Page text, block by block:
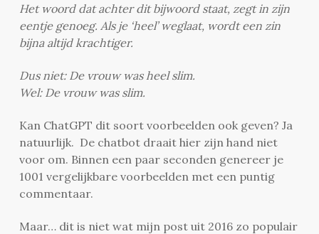
Het woord dat achter dit bijwoord staat, zegt in zijn
eentje genoeg. Als je ‘heel’ weglaat, wordt een zin
bijna altijd krachtiger.
Dus niet: De vrouw was heel slim.
Wel: De vrouw was slim.
Kan ChatGPT dit soort voorbeelden ook geven? Ja
natuurlijk. De chatbot draait hier zijn hand niet
voor om. Binnen een paar seconden genereer je
1001 vergelijkbare voorbeelden met een puntig
commentaar.
Maar… dit is niet wat mijn post uit 2016 zo populair